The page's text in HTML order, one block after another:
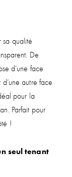
sa qualité
De
d’une face
autre face
pour la
Parfait pour
!
seul tenant